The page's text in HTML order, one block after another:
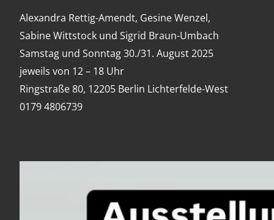
Alexandra Rettig-Amendt, Gesine Wenzel,
Sabine Wittstock und Sigrid Braun-Umbach
Samstag und Sonntag 30./31. August 2025
jeweils von 12 – 18 Uhr
Ringstraße 80, 12205 Berlin Lichterfelde-West
0179 4806739